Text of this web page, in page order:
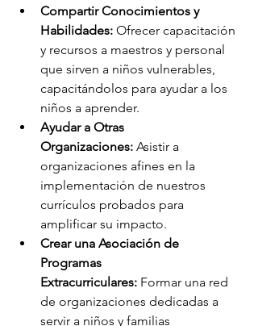
Compartir Conocimientos y
Habilidades: Ofrecer capacitación
y recursos a maestros y personal
que sirven a niños vulnerables,
capacitándolos para ayudar a los
niños a aprender.
Ayudar a Otras
Organizaciones: Asistir a
organizaciones afines en la
implementación de nuestros
currículos probados para
amplificar su impacto.
Crear una Asociación de
Programas
Extracurriculares: Formar una red
de organizaciones dedicadas a
servir a niños y familias